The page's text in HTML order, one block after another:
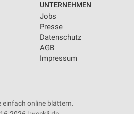
UNTERNEHMEN
Jobs
Presse
Datenschutz
AGB
Impressum
einfach online blättern.